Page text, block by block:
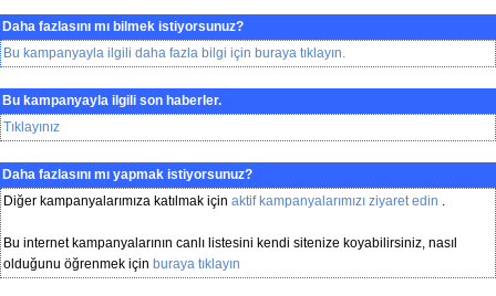
Daha fazlasını mı bilmek istiyorsunuz?
Bu kampanyayla ilgili daha fazla bilgi için buraya tıklayın.
Bu kampanyayla ilgili son haberler.
Tıklayınız
Daha fazlasını mı yapmak istiyorsunuz?
Diğer kampanyalarımıza katılmak için aktif kampanyalarımızı ziyaret edin .
Bu internet kampanyalarının canlı listesini kendi sitenize koyabilirsiniz, nasıl
olduğunu öğrenmek için buraya tıklayın